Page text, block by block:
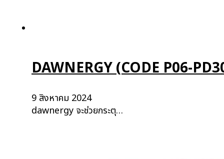
DAWNERGY (CODE P06-
9 สิงหาคม 2024
dawnergy จะช่วยกระตุ…